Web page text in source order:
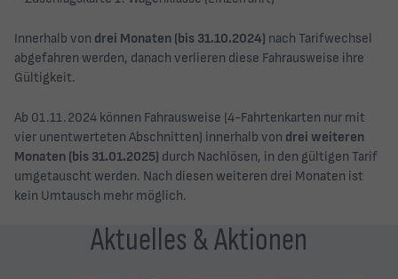
Innerhalb von drei Monaten (bis 31.10.2024) nach Tarifwechsel
abgefahren werden, danach verlieren diese Fahrausweise ihre
Gültigkeit.
Ab 01.11.2024 können Fahrausweise (4-Fahrtenkarten nur mit
vier unentwerteten Abschnitten) innerhalb von drei weiteren
Monaten (bis 31.01.2025) durch Nachlösen, in den gültigen Tarif
umgetauscht werden. Nach diesen weiteren drei Monaten ist
kein Umtausch mehr möglich.
Aktuelles & Aktionen